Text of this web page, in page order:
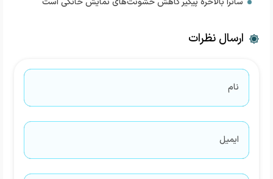
ارسال نظرات